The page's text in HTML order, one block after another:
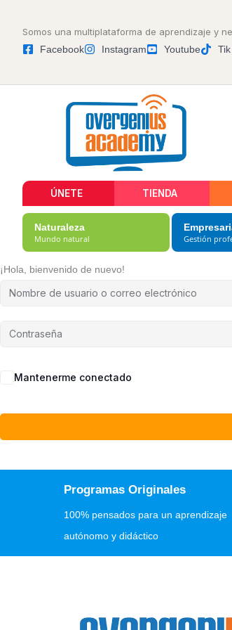
Somos una multiplataforma de aprendizaje y
Facebook
Instagram Youtube
ÚNETE TIENDA
Naturaleza
Mundo natural Gestión
¡Hola, bienvenido de nuevo!
Mantenerme conectado
Programas Originales
100% pensados para un aprendizaje
autónomo y didáctico